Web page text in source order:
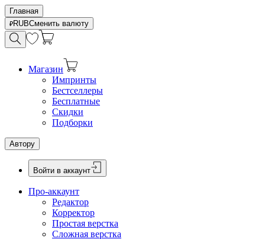
Главная
RUBСменить валюту
Магазин
Импринты
Бестселлеры
Бесплатные
Скидки
Подборки
Автору
Войти в аккаунт
Про-аккаунт
Редактор
Корректор
Простая верстка
Сложная верстка